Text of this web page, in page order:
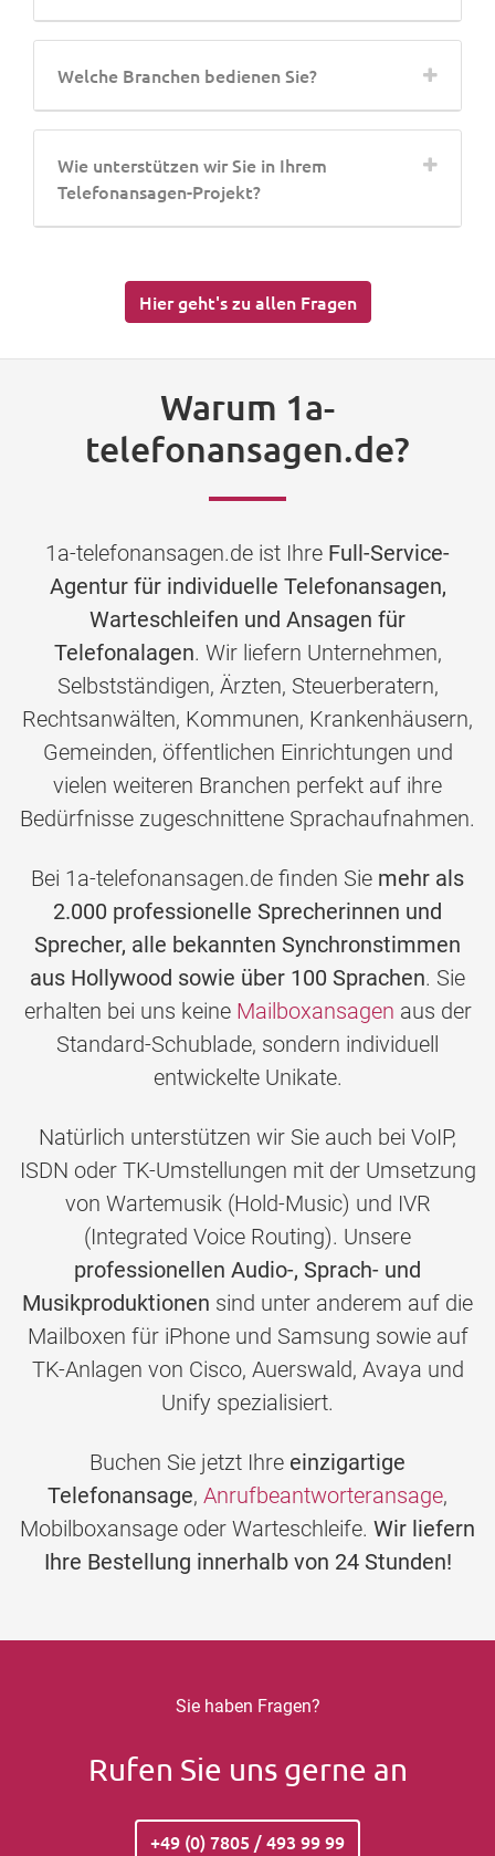
Welche Branchen bedienen Sie?
Wie unterstützen wir Sie in Ihrem
Telefonansagen-Projekt?
Hier geht's zu allen Fragen
Warum 1a-
telefonansagen.de?
1a-telefonansagen.de ist Ihre Full-Service-
Agentur für individuelle Telefonansagen,
Warteschleifen und Ansagen für
Telefonalagen. Wir liefern Unternehmen,
Selbstständigen, Ärzten, Steuerberatern,
Rechtsanwälten, Kommunen, Krankenhäusern,
Gemeinden, öffentlichen Einrichtungen und
vielen weiteren Branchen perfekt auf ihre
Bedürfnisse zugeschnittene Sprachaufnahmen.
Bei 1a-telefonansagen.de finden Sie mehr als
2.000 professionelle Sprecherinnen und
Sprecher, alle bekannten Synchronstimmen
aus Hollywood sowie über 100 Sprachen. Sie
erhalten bei uns keine Mailboxansagen aus der
Standard-Schublade, sondern individuell
entwickelte Unikate.
Natürlich unterstützen wir Sie auch bei VoIP,
ISDN oder TK-Umstellungen mit der Umsetzung
von Wartemusik (Hold-Music) und IVR
(Integrated Voice Routing). Unsere
professionellen Audio-, Sprach- und
Musikproduktionen sind unter anderem auf die
Mailboxen für iPhone und Samsung sowie auf
TK-Anlagen von Cisco, Auerswald, Avaya und
Unify spezialisiert.
Buchen Sie jetzt Ihre einzigartige
Telefonansage, Anrufbeantworteransage,
Mobilboxansage oder Warteschleife. Wir liefern
Ihre Bestellung innerhalb von 24 Stunden!
Sie haben Fragen?
Rufen Sie uns gerne an
+49 (0) 7805 / 493 99 99